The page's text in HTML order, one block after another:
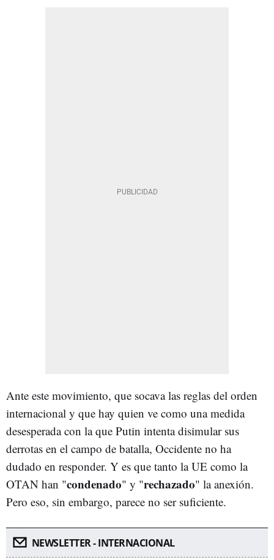
Ante este movimiento, que socava las reglas del orden
internacional y que hay quien ve como una medida
desesperada con la que Putin intenta disimular sus
derrotas en el campo de batalla, Occidente no ha
dudado en responder. Y es que tanto la UE como la
OTAN han "condenado" y "rechazado" la anexión.
Pero eso, sin embargo, parece no ser suficiente.
NEWSLETTER - INTERNACIONAL